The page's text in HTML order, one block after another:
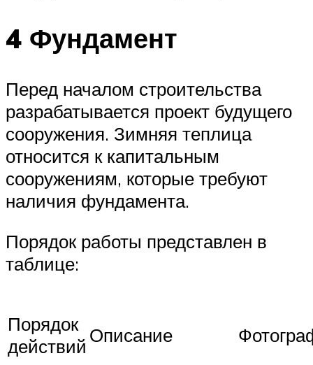
4 Фундамент
Перед началом строительства
разрабатывается проект будущего
сооружения. Зимняя теплица
относится к капитальным
сооружениям, которые требуют
наличия фундамента.
Порядок работы представлен в
таблице:
Порядок
действий Описание